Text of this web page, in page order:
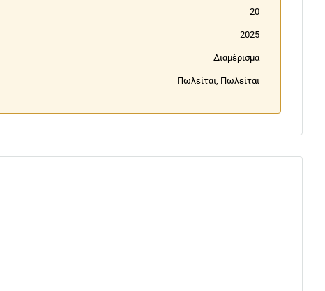
20
2025
Διαμέρισμα
Πωλείται, Πωλείται